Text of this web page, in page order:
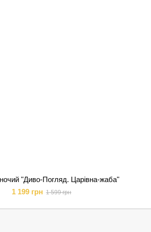
"Диво-Погляд. Царівна-жаба"
1 199 грн 1 599 грн